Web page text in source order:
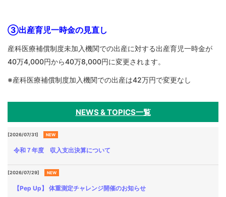
③出産育児一時金の見直し
産科医療補償制度未加入機関での出産に対する出産育児一時金が
40万4,000円から40万8,000円に変更されます。
※産科医療補償制度加入機関での出産は42万円で変更なし
NEWS & TOPICS一覧
[2026/07/31] NEW
令和７年度 収入支出決算について
[2026/07/29] NEW
【Pep Up】 体重測定チャレンジ開催のお知らせ